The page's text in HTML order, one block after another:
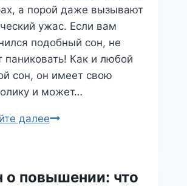
а порой даже вызывают
ужас. Если вам
подобный сон, не
паниковать! Как и любой
сон, он имеет свою
и может…
далееСон
он
о повышении: что